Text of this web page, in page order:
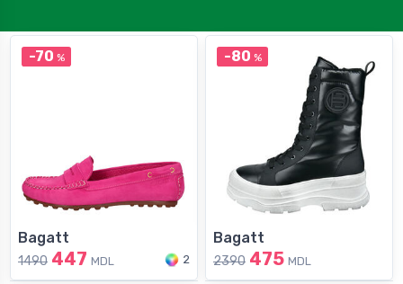
-70 %
Bagatt
1490 447 MDL 2
-80 %
Bagatt
2390 475 MDL